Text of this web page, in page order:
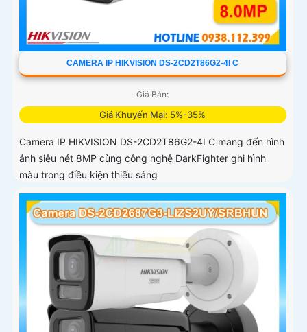
CAMERA IP HIKVISION DS-2CD2T86G2-4I C
Giá Bán:
Giá Khuyến Mại: 5%-35%
Camera IP HIKVISION DS-2CD2T86G2-4I C mang đến hình
ảnh siêu nét 8MP cùng công nghệ DarkFighter ghi hình
màu trong điều kiện thiếu sáng